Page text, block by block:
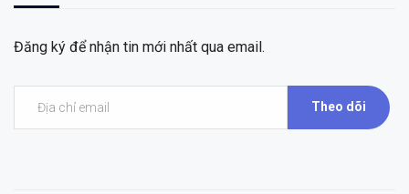
Đăng ký để nhận tin mới nhất qua email.
Theo dõi